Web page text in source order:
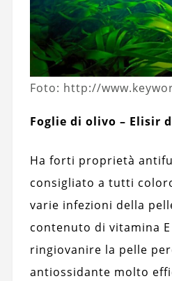
Foto: http://
Foglie di olivo – Elisir
Ha forti proprietà
consigliato a tutti
varie infezioni della
contenuto di vitamina
ringiovanire la pelle
antiossidante molto